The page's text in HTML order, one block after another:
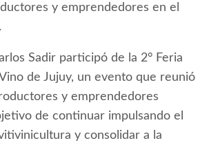
y emprendedores en el
Sadir participó de la 2° Feria
de Jujuy, un evento que reunió
y emprendedores
de continuar impulsando el
y consolidar a la